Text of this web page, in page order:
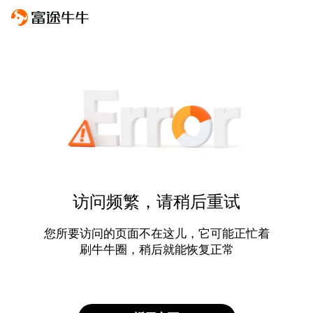
访问频繁，请稍后重试
您所要访问的页面不在这儿，它可能正忙着
刷牛牛圈，稍后就能恢复正常